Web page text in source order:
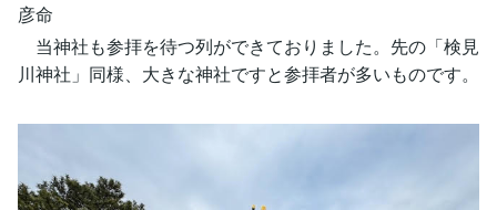
彦命
当神社も参拝を待つ列ができておりました。先の「検見
川神社」同様、大きな神社ですと参拝者が多いものです。